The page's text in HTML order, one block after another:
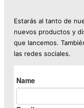
Estarás al tanto de
nuevos productos y
que lancemos.
las redes sociales.